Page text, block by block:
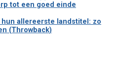
tot een goed einde
hun allereerste landstitel: zo
(Throwback)